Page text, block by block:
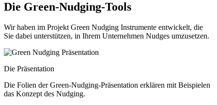
Die Green-Nudging-Tools
Wir haben im Projekt Green Nudging Instrumente entwickelt, die
Sie dabei unterstützen, in Ihrem Unternehmen Nudges umzusetzen.
Die Präsentation
Die Folien der Green-Nudging-Präsentation erklären mit Beispielen
das Konzept des Nudging.